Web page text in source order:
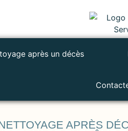
après un décès
APRÈS